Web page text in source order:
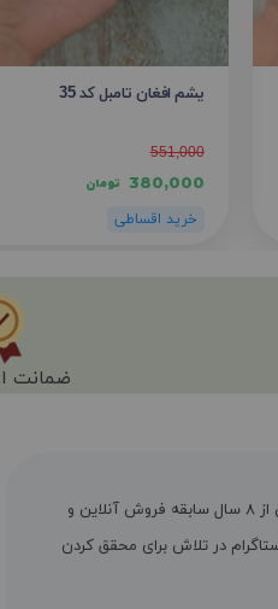
یشم افغان تامبل کد 35
551,000
380,000 تومان
ضمانت
باحضور گوهرشناسان و تجهیزات گوهرشناسی و بیش از ۸ سال سابقه فروش آنلاین و
در اینستاگرام در تلاش برای محقق کردن